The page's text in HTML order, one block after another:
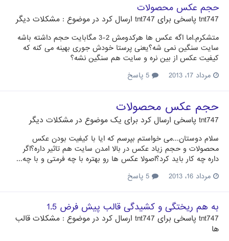
حجم عکس محصولات
tnt747 پاسخی برای tnt747 ارسال کرد در موضوع : مشکلات دیگر
متشکرم.اما اگه عکس ها هرکدومش 2-3 مگابایت حجم داشته باشه
سایت سنگین نمی شه؟یعنی پرستا خودش جوری بهینه می کنه که
کیفیت عکس از بین نره و سایت هم سنگین نشه؟
مرداد 17، 2013
حجم عکس محصولات
tnt747 پاسخی ارسال کرد برای یک موضوع در مشکلات دیگر
سلام دوستان...می خواستم بپرسم که ایا با کیفیت بودن عکس
محصولات و حجم زیاد عکس در بالا امدن سایت هم تاثیر داره؟اگر
داره چه کار باید کرد؟اصولا عکس ها رو بهتره با چه فرمتی و با چه...
مرداد 16، 2013
به هم ریختگی و کشیدگی قالب پیش فرض 1.5
tnt747 پاسخی برای tnt747 ارسال کرد در موضوع : مشکلات قالب
ها